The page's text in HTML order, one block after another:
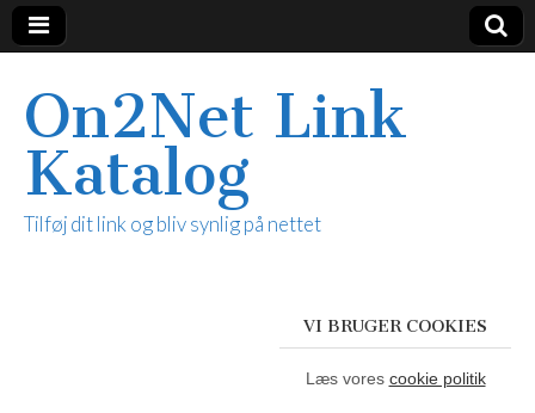
On2Net Link
Katalog
Tilføj dit link og bliv synlig på nettet
VI BRUGER COOKIES
Læs vores cookie politik